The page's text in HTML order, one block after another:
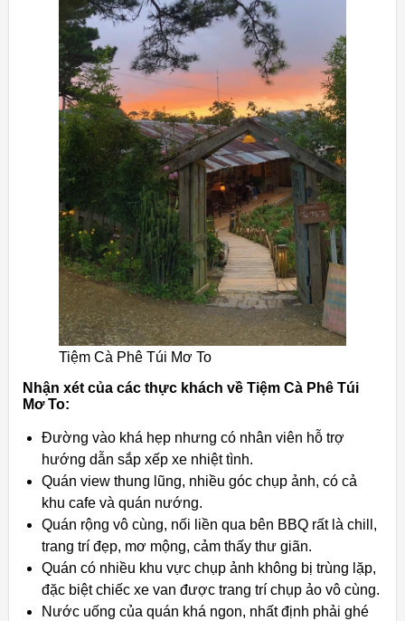
Tiệm Cà Phê Túi Mơ To
Nhận xét của các thực khách về Tiệm Cà Phê Túi
Mơ To:
Đường vào khá hẹp nhưng có nhân viên hỗ trợ
hướng dẫn sắp xếp xe nhiệt tình.
Quán view thung lũng, nhiều góc chụp ảnh, có cả
khu cafe và quán nướng.
Quán rộng vô cùng, nối liền qua bên BBQ rất là chill,
trang trí đẹp, mơ mộng, cảm thấy thư giãn.
Quán có nhiều khu vực chụp ảnh không bị trùng lặp,
đặc biệt chiếc xe van được trang trí chụp ảo vô cùng.
Nước uống của quán khá ngon, nhất định phải ghé